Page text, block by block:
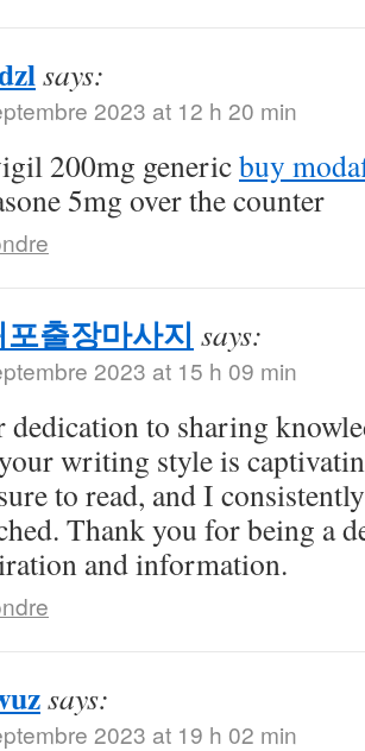
says:
2023 at 12 h 20 min
200mg genericbuy
5mg over the counter
출장마사지 says:
2023 at 15 h 09 min
dedication to sharing
writing style is
to read, and I
Thank you for being a
and information.
says:
2023 at 19 h 02 min